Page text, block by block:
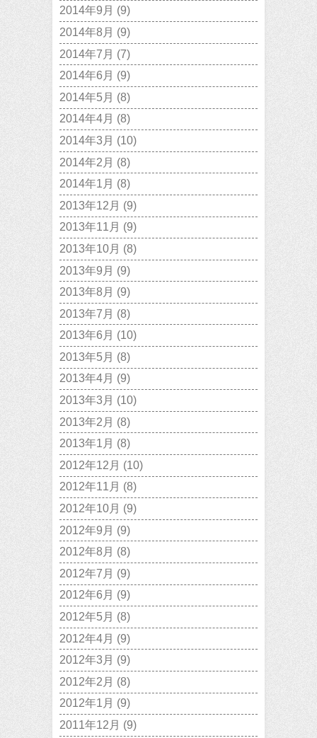
2014年9月 (9)
2014年8月 (9)
2014年7月 (7)
2014年6月 (9)
2014年5月 (8)
2014年4月 (8)
2014年3月 (10)
2014年2月 (8)
2014年1月 (8)
2013年12月 (9)
2013年11月 (9)
2013年10月 (8)
2013年9月 (9)
2013年8月 (9)
2013年7月 (8)
2013年6月 (10)
2013年5月 (8)
2013年4月 (9)
2013年3月 (10)
2013年2月 (8)
2013年1月 (8)
2012年12月 (10)
2012年11月 (8)
2012年10月 (9)
2012年9月 (9)
2012年8月 (8)
2012年7月 (9)
2012年6月 (9)
2012年5月 (8)
2012年4月 (9)
2012年3月 (9)
2012年2月 (8)
2012年1月 (9)
2011年12月 (9)